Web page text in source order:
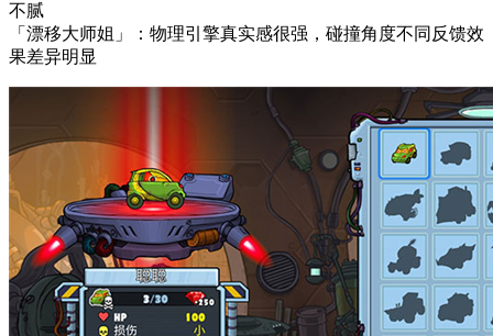
不腻
「漂移大师姐」：物理引擎真实感很强，碰撞角度不同反馈效
果差异明显